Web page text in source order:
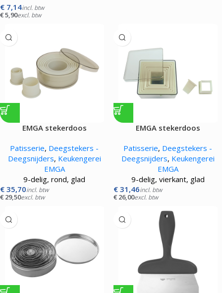
met kunststof greep
€ 7,14incl. btw
€5,90excl. btw
EMGA stekerdoos
Patisserie, Deegstekers -
Deegsnijders, Keukengerei
EMGA
9-delig, rond, glad
€ 35,70incl. btw
€ 29,50excl. btw
EMGA stekerdoos
Patisserie, Deegstekers -
Deegsnijders, Keukengerei
EMGA
9-delig, vierkant, glad
€ 31,46incl. btw
€ 26,00excl. btw